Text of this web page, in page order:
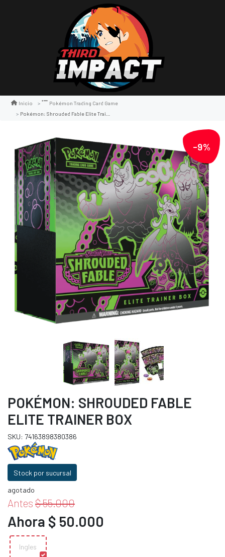
Inicio
Pokémon Trading Card Game
Pokémon: Shrouded Fable Elite Trainer Box
-9%
POKÉMON: SHROUDED FABLE
ELITE TRAINER BOX
SKU: 74163898380386
Stock por sucursal
agotado
Antes $ 55.000
Ahora $ 50.000
Ingles